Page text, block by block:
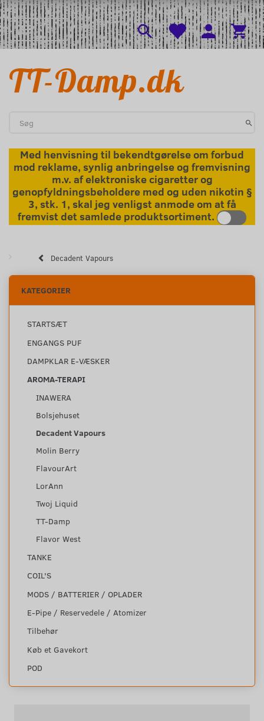
l
Skifte navigation
Menu
TT-Damp.dk
Med henvisning til bekendtgørelse om forbud
mod reklame, synlig anbringelse og fremvisning
m.v. af elektroniske cigaretter og
genopfyldningsbeholdere med og uden nikotin §
3, stk. 1, skal jeg venligst anmode om at få
fremvist det samlede produktsortiment.
Decadent Vapours
KATEGORIER
STARTSÆT
ENGANGS PUF
DAMPKLAR E-VÆSKER
AROMA-TERAPI
INAWERA
Bolsjehuset
Decadent Vapours
Molin Berry
FlavourArt
LorAnn
Twoj Liquid
TT-Damp
Flavor West
TANKE
COIL'S
MODS / BATTERIER / OPLADER
E-Pipe / Reservedele / Atomizer
Tilbehør
Køb et Gavekort
POD